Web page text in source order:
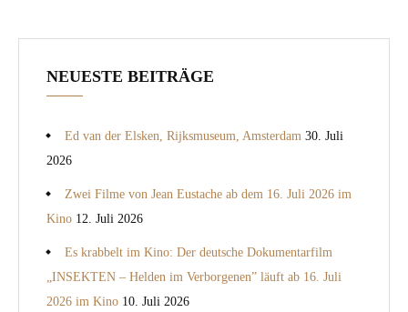
NEUESTE BEITRÄGE
Ed van der Elsken, Rijksmuseum, Amsterdam 30. Juli
2026
Zwei Filme von Jean Eustache ab dem 16. Juli 2026 im
Kino 12. Juli 2026
Es krabbelt im Kino: Der deutsche Dokumentarfilm
„INSEKTEN – Helden im Verborgenen” läuft ab 16. Juli
2026 im Kino 10. Juli 2026